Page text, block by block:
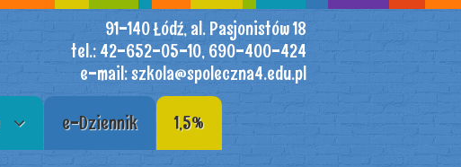
91-140 Łódź, al. Pasjonistów 18
tel.: 42-652-05-10, 690-400-424
e-mail: szkola@spoleczna4.edu.pl
e-Dziennik 1,5%